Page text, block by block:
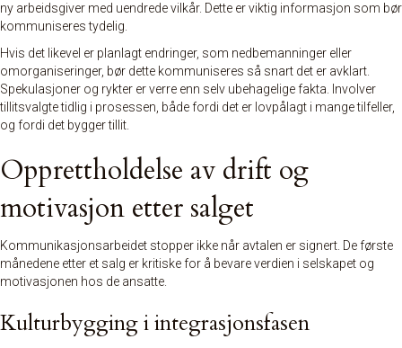
ny arbeidsgiver med uendrede vilkår. Dette er viktig informasjon som bør
kommuniseres tydelig.
Hvis det likevel er planlagt endringer, som nedbemanninger eller
omorganiseringer, bør dette kommuniseres så snart det er avklart.
Spekulasjoner og rykter er verre enn selv ubehagelige fakta. Involver
tillitsvalgte tidlig i prosessen, både fordi det er lovpålagt i mange tilfeller,
og fordi det bygger tillit.
Opprettholdelse av drift og
motivasjon etter salget
Kommunikasjonsarbeidet stopper ikke når avtalen er signert. De første
månedene etter et salg er kritiske for å bevare verdien i selskapet og
motivasjonen hos de ansatte.
Kulturbygging i integrasjonsfasen